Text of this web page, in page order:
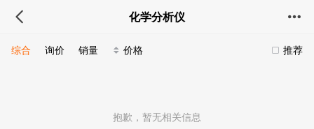
化学分析仪
推荐
综合 询价 销量 价格
抱歉，暂无相关信息